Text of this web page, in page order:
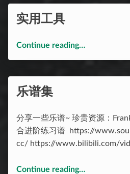
实用工具
Continue reading…
乐谱集
分享一些乐谱~ 珍贵资源：
合进阶练习谱 https://
cc/ https://www.bilibili.com/
Continue reading…